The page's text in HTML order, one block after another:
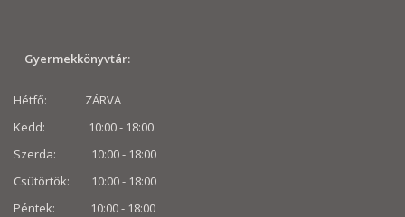
Gyermekkönyvtár:
Hétfő: ZÁRVA
Kedd: 10:00 - 18:00
Szerda: 10:00 - 18:00
Csütörtök: 10:00 - 18:00
Péntek: 10:00 - 18:00